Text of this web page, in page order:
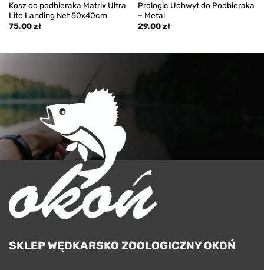
Kosz do podbieraka Matrix Ultra
Lite Landing Net 50x40cm
75,00zł
Prologic Uchwyt do Podbieraka
– Metal
29,00zł
SKLEP WĘDKARSKO ZOOLOGICZNY OKOŃ